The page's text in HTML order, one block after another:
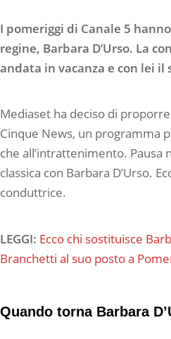
I pomeriggi di Canale 5
regine, Barbara D’Urso. La
andata in vacanza e con lei il
Mediaset ha deciso di
Cinque News, un programma
che all’intrattenimento. Pausa
classica con Barbara D’Urso.
conduttrice.
LEGGI: Ecco chi sostituisce
Branchetti al suo posto a
Quando torna Barbara